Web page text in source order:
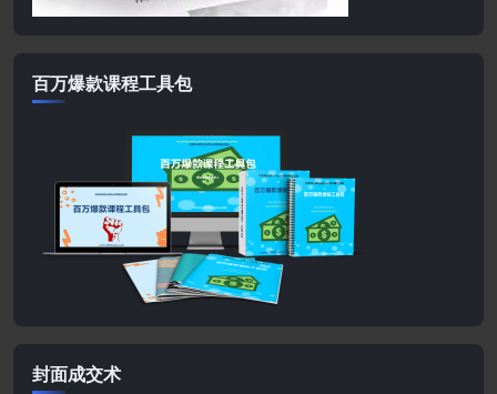
百万爆款课程工具包
封面成交术